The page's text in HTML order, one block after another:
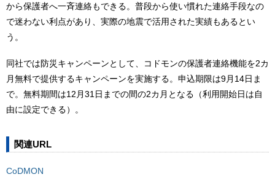
から保護者へ一斉連絡もできる。普段から使い慣れた連絡手段なの
で迷わない利点があり、実際の地震で活用された実績もあるとい
う。
同社では防災キャンペーンとして、コドモンの保護者連絡機能を2カ
月無料で提供するキャンペーンを実施する。申込期限は9月14日ま
で。無料期間は12月31日までの間の2カ月となる（利用開始日は自
由に設定できる）。
関連URL
CoDMON